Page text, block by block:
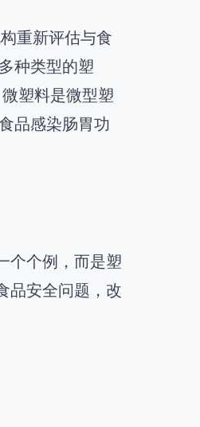
重新评估与食
种类型的塑
塑料是微型塑
品感染肠胃功
个个例，而是塑
品安全问题，改